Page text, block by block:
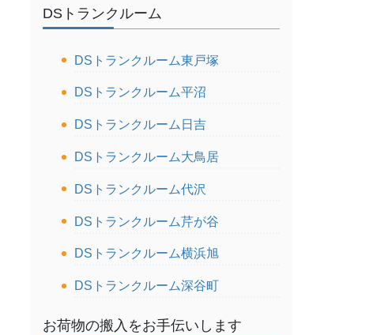
DSトランクルーム
DSトランクルーム東戸塚
DSトランクルーム平沼
DSトランクルーム日吉
DSトランクルーム大鳥居
DSトランクルーム代沢
DSトランクルーム芹が谷
DSトランクルーム横浜旭
DSトランクルーム深谷町
お荷物の搬入をお手伝いします